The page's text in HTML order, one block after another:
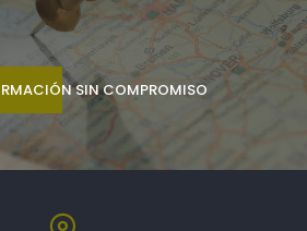
SIN COMPROMISO